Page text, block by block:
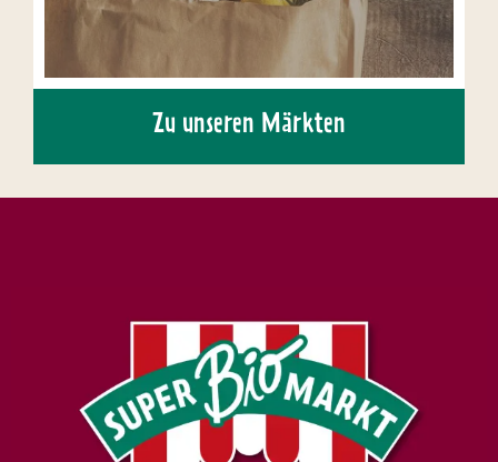
Zu unseren Märkten